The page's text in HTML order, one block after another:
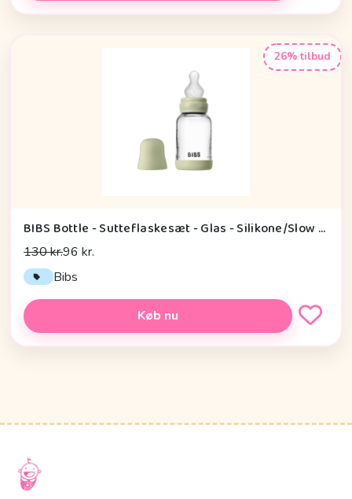
26% tilbud
BIBS Bottle - Sutteflaskesæt - Glas - Silikone/Slow Flow/Rund - 120ml - Sage
130 kr.96 kr.
Bibs
Køb nu